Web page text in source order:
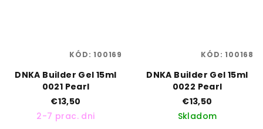
DNKA Builder Gel 15ml
0021 Pearl
€13,50
2-7 prac. dni
KÓD:100169
DNKA Builder Gel 15ml
0022 Pearl
€13,50
Skladom
KÓD:100168